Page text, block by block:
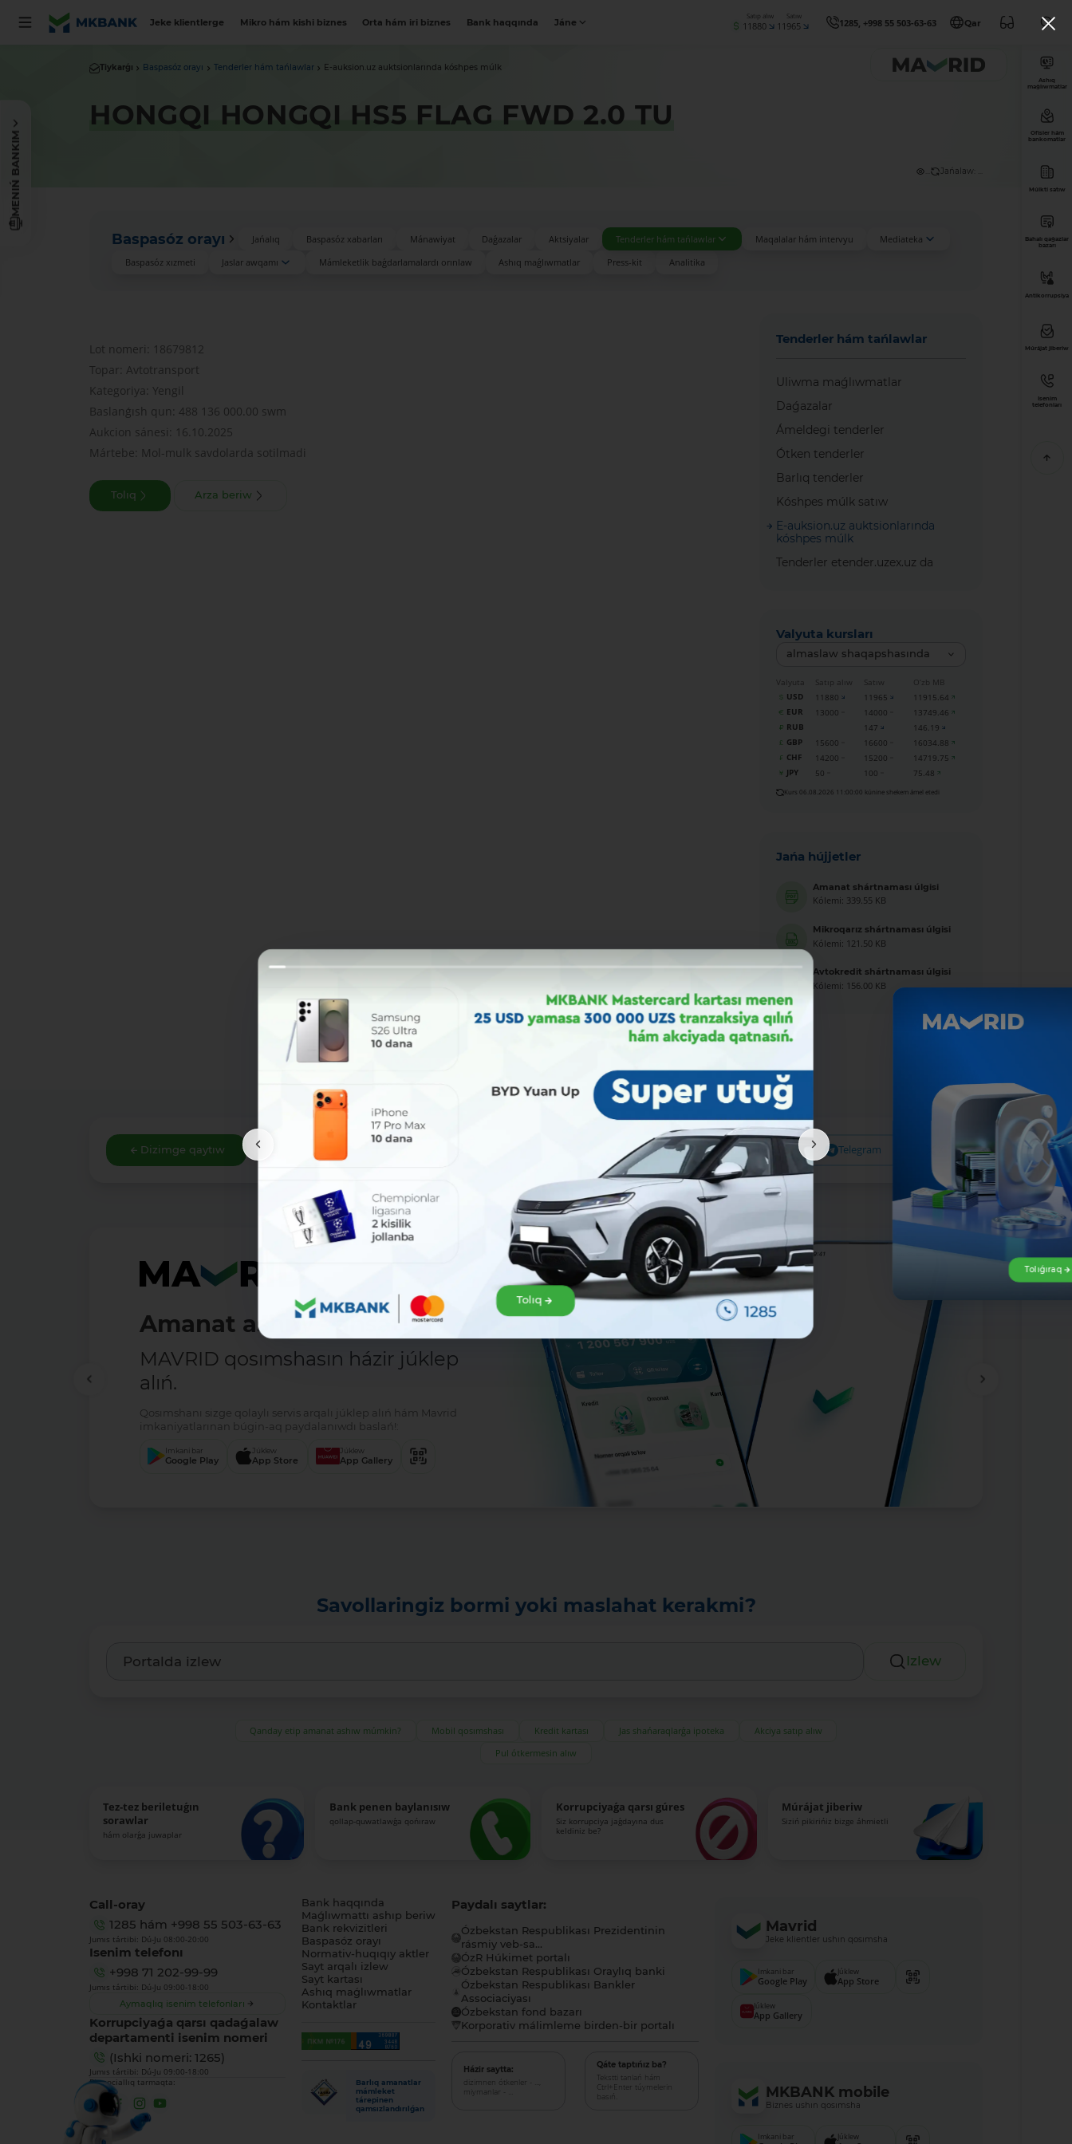
Jeke klientlerge Mikro hám kishi biznes Orta hám iri biznes Bank haqqında Jáne
Satıp alıw
11880
Satıw
11965 1285, +998 55 503-63-63 Qar
MENIŃ BANKIM
Tiykarǵı Baspasóz orayı Tenderler hám tańlawlar E-auksion.uz auktsionlarında kóshpes múlk
HONGQI HONGQI HS5 FLAG FWD 2.0 TU
Jańalaw: ...
Baspasóz orayı Jańalıq Baspasóz xabarları Mánawiyat Daǵazalar Aktsiyalar Tenderler hám tańlawlar Maqalalar hám intervyu
Mediateka
Baspasóz xızmeti
Jaslar awqamı Mámleketlik baǵdarlamalardı orınlaw Ashıq maǵlıwmatlar Press-kit Analitika
Lot nomeri: 18679812
Topar: Avtotransport
Kategoriya: Yengil
Baslanǵısh qun: 488 136 000.00 swm
Aukcion sánesi: 16.10.2025
Mártebe: Mol-mulk savdolarda sotilmadi
Tolıq Arza beriw
Tenderler hám tańlawlar
Uliwma maǵlıwmatlar
Daǵazalar
Ámeldegi tenderler
Ótken tenderler
Barlıq tenderler
Kóshpes múlk satıw
E-auksion.uz auktsionlarında
kóshpes múlk
Tenderler etender.uzex.uz da
Valyuta kursları
almaslaw shaqapshasında
Valyuta Satıp alıw Satıw
O‘zb MB
USD
11880 11965
11915.64
EUR
13000 14000
13749.46
RUB
147
146.19
GBP
15600 16600
16034.88
CHF
14200 15200
14719.75
JPY
50 100 75.48
Kurs 06.08.2026 11:00:00 kúnine shekem ámel etedi
Jańa hújjetler
Amanat shártnaması úlgisi
Kólemi: 339.55 KB
Mikroqarız shártnaması úlgisi
Kólemi: 121.50 KB
Avtokredit shártnaması úlgisi
Kólemi: 156.00 KB
Dizimge qaytıw Bólisiw: Facebook Telegram
Amanat ashıw - ańsat!
MAVRID qosımshasın házir júklep
alıń.
Qosımshanı sizge qolaylı servis arqalı júklep alıń hám Mavrid
imkaniyatlarınan búgin-aq paydalanıwdı baslań!:
Imkani bar
Google Play
Júklew
App Store
Júklew
App Gallery
Savollaringiz bormi yoki maslahat kerakmi?
Izlew
Qanday etip amanat ashıw múmkin? Mobil qosımshası Kredit kartası Jas shańaraqlarǵa ipoteka
Akciya satıp alıw
Pul ótkermesin alıw
Tez-tez beriletuǵın
sorawlar
hám olarǵa juwaplar
Bank penen baylanısıw
qollap-quwatlawǵa qońıraw
Korrupciyaǵa qarsı gúres
Siz korrupciya jaǵdayına dus
keldiniz be?
Múrájat jiberiw
Siziń pikirińiz bizge áhmietli
Ashıq
maǵlıwmatlar
Ofisler hám
bankomatlar
Múlkti satıw
Bahalı qaǵazlar
bazarı
Antikorrupsiya
Múrájat jiberiw
Isenim
telefonları
Call-oray
1285 hám +998 55 503-63-63
Jumıs tártibi: Dú-Ju 08:00-20:00
Isenim telefonı
+998 71 202-99-99
Jumıs tártibi: Dú-Ju 09:00-18:00
Aymaqlıq isenim telefonları
Korrupciyaǵa qarsı qadaǵalaw
departamenti isenim nomeri
(Ishki nomeri: 1265)
Jumıs tártibi: Dú-Ju 09:00-18:00
Biz sociallıq tarmaqta:
Bank haqqında
Maǵlıwmattı ashıp beriw
Bank rekvizitleri
Baspasóz orayı
Normativ-huqıqıy aktler
Sayt arqalı izlew
Sayt kartası
Ashıq maǵlıwmatlar
Kontaktlar
Barlıq amanatlar
mámleket
tárepinen
qamsızlandırılǵan
Paydalı saytlar:
Ózbekstan Respublikası Prezidentinin
rásmiy veb-sa...
ÓzR Húkimet portalı
Ózbekstan Respublikası Oraylıq banki
Ózbekstan Respublikası Bankler
Associaciyası
Ózbekstan fond bazarı
Korporativ málimleme birden-bir portalı
Házir saytta:
dizimnen ótkenler - ...,
miymanlar - ...
Qáte taptıńız ba?
Tekstti tanlań hám
Ctrl+Enter túymelerin
basıń.
Mavrid
Jeke klientler ushın qosımsha
Imkani bar
Google Play
Júklew
App Store
Júklew
App Gallery
MKBANK mobile
Biznes ushın qosımsha
Imkani bar Júklew
Tolıq
Tolıǵıraq